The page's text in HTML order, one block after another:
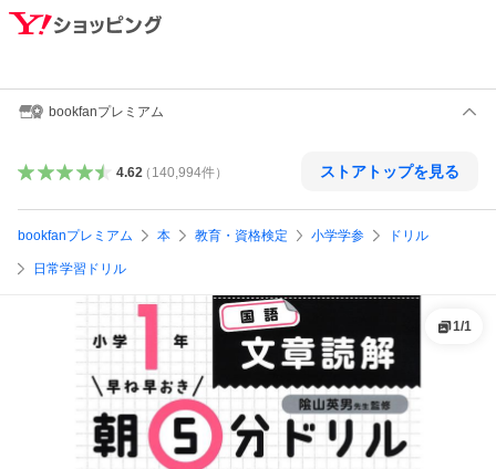
bookfanプレミアム
4.62（ 140,994件） ストアトップを見る
bookfanプレミアム 本 教育・資格検定 小学学参 ドリル
日常学習ドリル
1/1